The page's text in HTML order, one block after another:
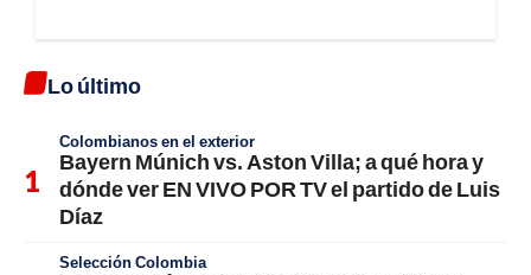
Lo último
Colombianos en el exterior
Bayern Múnich vs. Aston Villa; a qué hora y
dónde ver EN VIVO POR TV el partido de Luis
Díaz
Selección Colombia